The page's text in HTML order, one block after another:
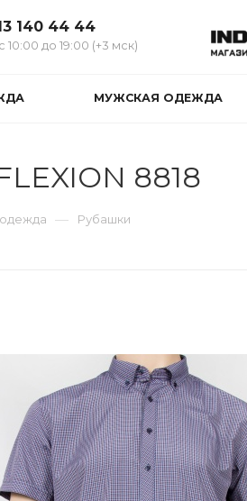
140 44 44
10:00 до 19:00 (+3 мск)
МУЖСКАЯ ОДЕЖДА
8818
— Рубашки